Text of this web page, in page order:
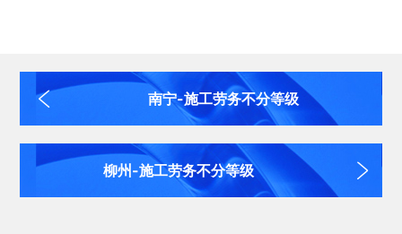
南宁-施工劳务不分等级
柳州-施工劳务不分等级